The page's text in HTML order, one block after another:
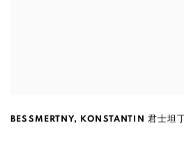
BESSMERTNY, KONSTANTIN 君士坦丁